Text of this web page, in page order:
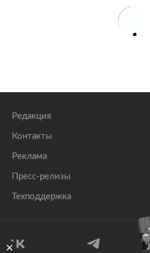
Редакция
Контакты
Реклама
Пресс-релизы
Техподдержка